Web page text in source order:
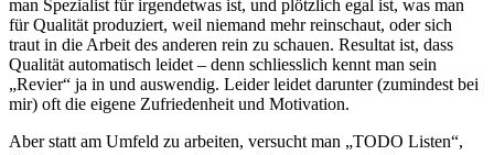
man Spezialist für irgendetwas ist, und plötzlich egal ist, was man
für Qualität produziert, weil niemand mehr reinschaut, oder sich
traut in die Arbeit des anderen rein zu schauen. Resultat ist, dass
Qualität automatisch leidet – denn schliesslich kennt man sein
„Revier“ ja in und auswendig. Leider leidet darunter (zumindest bei
mir) oft die eigene Zufriedenheit und Motivation.
Aber statt am Umfeld zu arbeiten, versucht man „TODO Listen“,